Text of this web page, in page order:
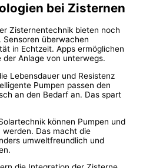
bei Zisternen
Zisternentechnik bieten noch
Sensoren überwachen
in Echtzeit. Apps ermöglichen
der Anlage von unterwegs.
Lebensdauer und Resistenz
Pumpen passen den
an den Bedarf an. Das spart
können Pumpen und
Das macht die
umweltfreundlich und